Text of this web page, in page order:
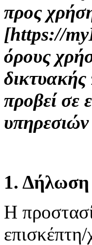
προς
[https://
όρους
δικτυακής
προβεί σε
1.
H